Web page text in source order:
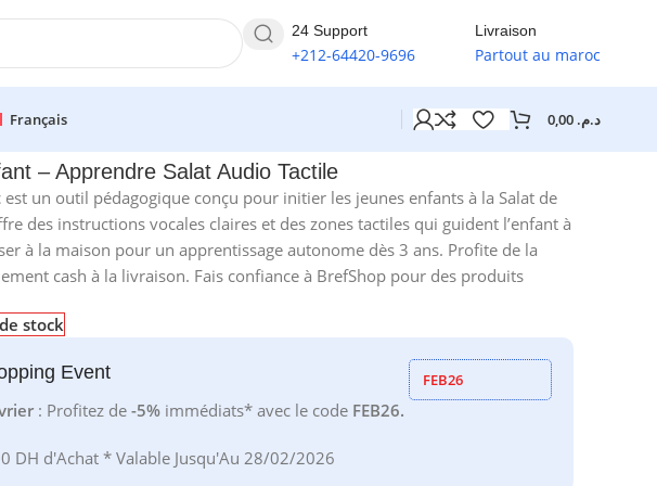
24 Support
+212-64420-9696
Livraison
Partout au maroc
Français د.م.
– Apprendre Salat Audio Tactile
est un outil pédagogique conçu pour initier les jeunes enfants à la Salat de
des instructions vocales claires et des zones tactiles qui guident l’enfant à
à la maison pour un apprentissage autonome dès 3 ans. Profite de la
cash à la livraison. Fais confiance à BrefShop pour des produits
stock
Event
: Profitez de-5% immédiats* avec le code FEB26.
DH d'Achat * Valable Jusqu'Au 28/02/2026
FEB26